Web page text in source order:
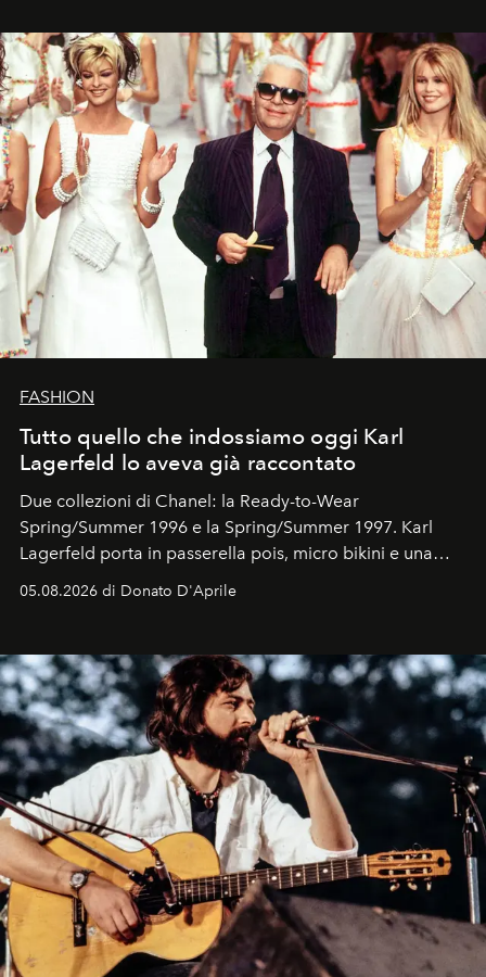
FASHION
Tutto quello che indossiamo oggi Karl
Lagerfeld lo aveva già raccontato
Due collezioni di Chanel: la Ready-to-Wear
Spring/Summer 1996 e la Spring/Summer 1997. Karl
Lagerfeld porta in passerella pois, micro bikini e una
Kate, Claudia e Carla una dietro l'altra. Trent'anni dopo,
uno dei documenti più contemporanei che abbiamo.
05.08.2026 di Donato D'Aprile